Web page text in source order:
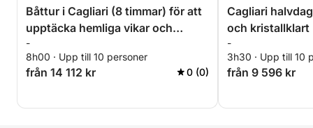
Båttur i Cagliari (8 timmar) för att
upptäcka hemliga vikar och
koppla av till sjöss.
Anpassningsbar tur.
-
8h00 · Upp till 10 personer
från 14 112 kr 0 (0)
Cagliari
och kristallklart
-
3h30 · Upp till 10
från 9 596 kr